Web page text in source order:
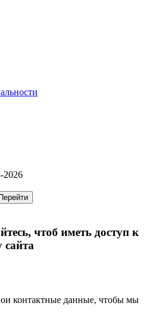
2026
чтоб иметь доступ к
контактные данные, чтобы мы